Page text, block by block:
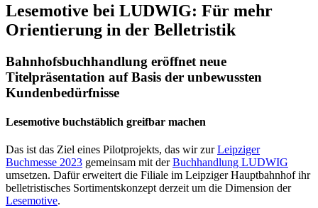
Lesemotive bei LUDWIG: Für mehr
Orientierung in der Belletristik
Bahnhofsbuchhandlung eröffnet neue
Titelpräsentation auf Basis der unbewussten
Kundenbedürfnisse
Lesemotive buchstäblich greifbar machen
Das ist das Ziel eines Pilotprojekts, das wir zurLeipziger
Buchmesse 2023 gemeinsam mit derBuchhandlung LUDWIG
umsetzen. Dafür erweitert die Filiale im Leipziger Hauptbahnhof ihr
belletristisches Sortimentskonzept derzeit um die Dimension der
Lesemotive.